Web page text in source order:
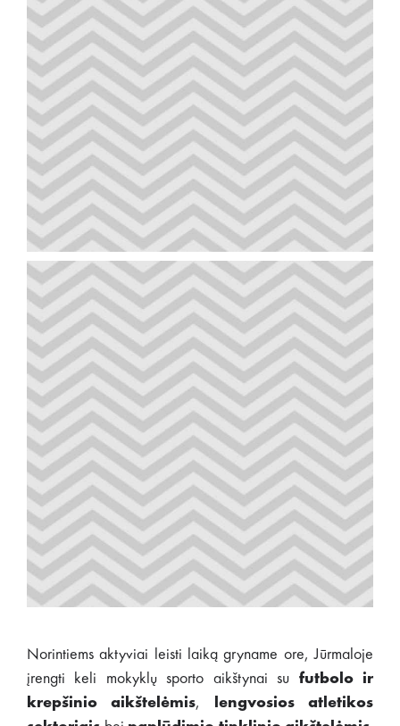
Norintiems aktyviai leisti laiką gryname ore, Jūrmaloje
įrengti keli mokyklų sporto aikštynai su futbolo ir
krepšinio aikštelėmis,
lengvosios atletikos